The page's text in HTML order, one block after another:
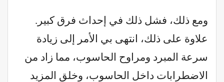
ومع ذلك، فشل ذلك في إحداث فرق كبير.
علاوة على ذلك، انتهى بي الأمر إلى زيادة
سرعة المبرد ومراوح الحاسوب، مما زاد من
الاضطرابات داخل الحاسوب، وخلق المزيد